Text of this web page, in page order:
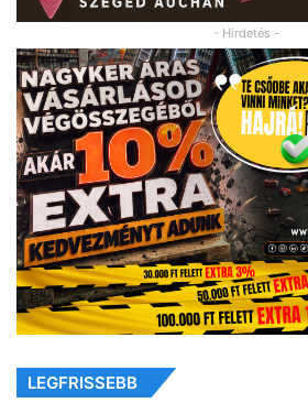
- Hirdetés -
LEGFRISSEBB